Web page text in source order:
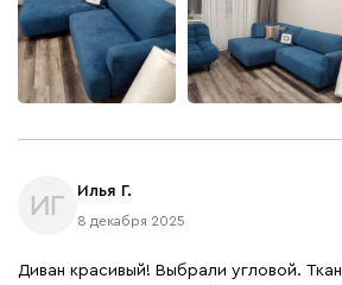
ИГ
Илья Г.
8 декабря 2025
Диван красивый! Выбрали угловой.